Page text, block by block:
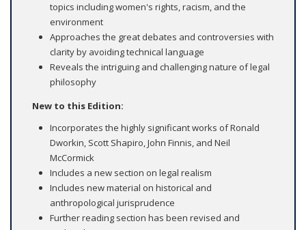
topics including women's rights, racism, and the
environment
Approaches the great debates and controversies with
clarity by avoiding technical language
Reveals the intriguing and challenging nature of legal
philosophy
New to this Edition:
Incorporates the highly significant works of Ronald
Dworkin, Scott Shapiro, John Finnis, and Neil
McCormick
Includes a new section on legal realism
Includes new material on historical and
anthropological jurisprudence
Further reading section has been revised and